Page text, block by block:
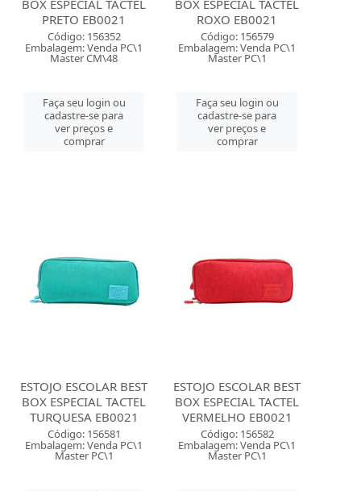
BOX ESPECIAL TACTEL
PRETO EB0021
Código: 156352
Embalagem: Venda PC\1
Master CM\48
Faça seu login ou
cadastre-se para
ver preços e
comprar
BOX ESPECIAL TACTEL
ROXO EB0021
Código: 156579
Embalagem: Venda PC\1
Master PC\1
Faça seu login ou
cadastre-se para
ver preços e
comprar
ESTOJO ESCOLAR BEST
BOX ESPECIAL TACTEL
TURQUESA EB0021
Código: 156581
Embalagem: Venda PC\1
Master PC\1
ESTOJO ESCOLAR BEST
BOX ESPECIAL TACTEL
VERMELHO EB0021
Código: 156582
Embalagem: Venda PC\1
Master PC\1